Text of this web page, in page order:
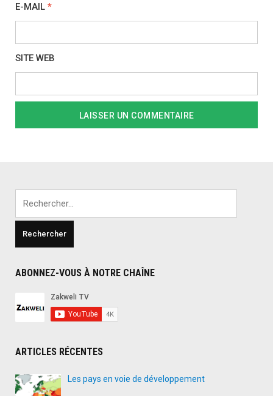
E-MAIL *
SITE WEB
ABONNEZ-VOUS À NOTRE CHAÎNE
ARTICLES RÉCENTES
Les pays en voie de développement